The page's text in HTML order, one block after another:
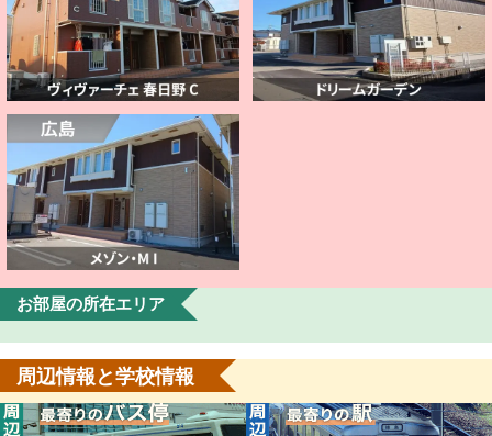
お部屋の所在エリア
周辺情報と学校情報